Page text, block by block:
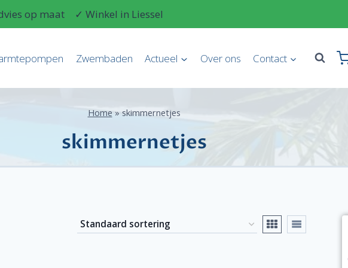
op maat ✓ Winkel in Liessel
Zwembaden Actueel Over ons Contact
Home » skimmernetjes
skimmernetjes